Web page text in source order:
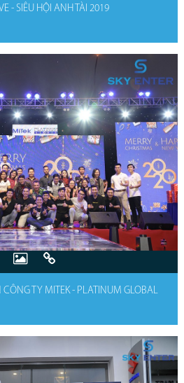
- SIÊU HỘI ANH TÀI 2019
CÔNG TY MITEK - PLATINUM GLOBAL